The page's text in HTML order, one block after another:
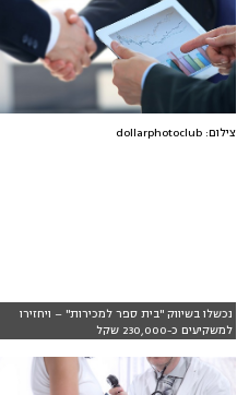
נכשלו בשיווק "בית ספר למכירות" – ויחזירו
למשקיעים כ-230,000 שקל
צילום: dollarphotoclub